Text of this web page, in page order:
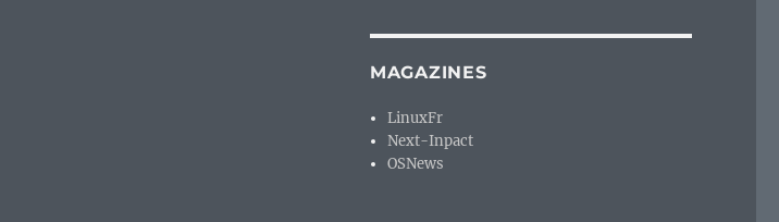
MAGAZINES
LinuxFr
Next-Inpact
OSNews